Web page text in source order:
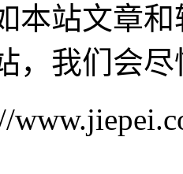
本站文章
，我们会